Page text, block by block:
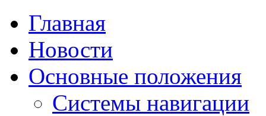
Главная
Новости
Основные положения
Системы навигации